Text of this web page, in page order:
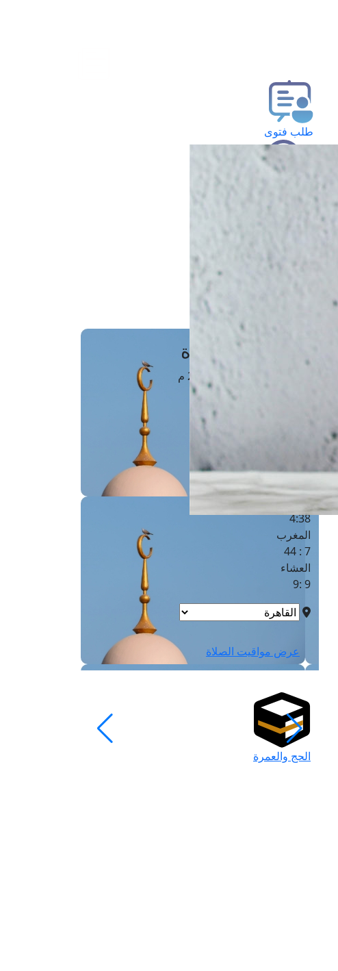
طلب فتوى
استعلام عن فتوى
مَواقِيتُ الصَّـــلاة
الظهر
العصر
4:38
المغرب
7 : 44
العشاء
9 :9
عرض مواقيت الصلاة
الحج والعمرة